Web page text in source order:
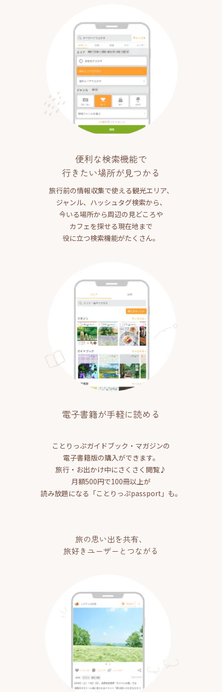
便利な検索機能で
行きたい場所が見つかる
旅行前の情報収集で使える観光エリア、
ジャンル、ハッシュタグ検索から、
今いる場所から周辺の見どころや
カフェを探せる現在地まで
役に立つ検索機能がたくさん。
電子書籍が手軽に読める
ことりっぷガイドブック・マガジンの
電子書籍版の購入ができます。
旅行・お出かけ中にさくさく閲覧♪
月額500円で100冊以上が
読み放題になる「ことりっぷpassport」も。
旅の思い出を共有、
旅好きユーザーとつながる